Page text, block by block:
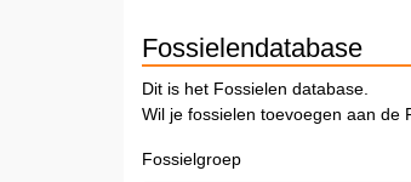
Fossielendatabase
Dit is het Fossielen database.
Wil je fossielen toevoegen aan de
Fossielgroep